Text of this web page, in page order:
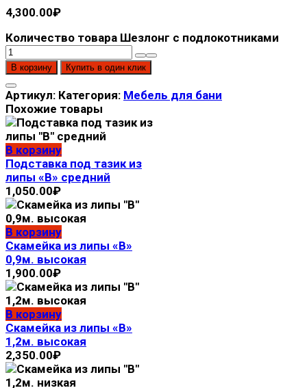
4,300.00₽
Количество товара Шезлонг с подлокотниками
В корзину Купить в один клик
Артикул: Категория: Мебель для бани
Похожие товары
В корзину
Подставка под тазик из
липы «В» средний
1,050.00₽
В корзину
Скамейка из липы «В»
0,9м. высокая
1,900.00₽
В корзину
Скамейка из липы «В»
1,2м. высокая
2,350.00₽